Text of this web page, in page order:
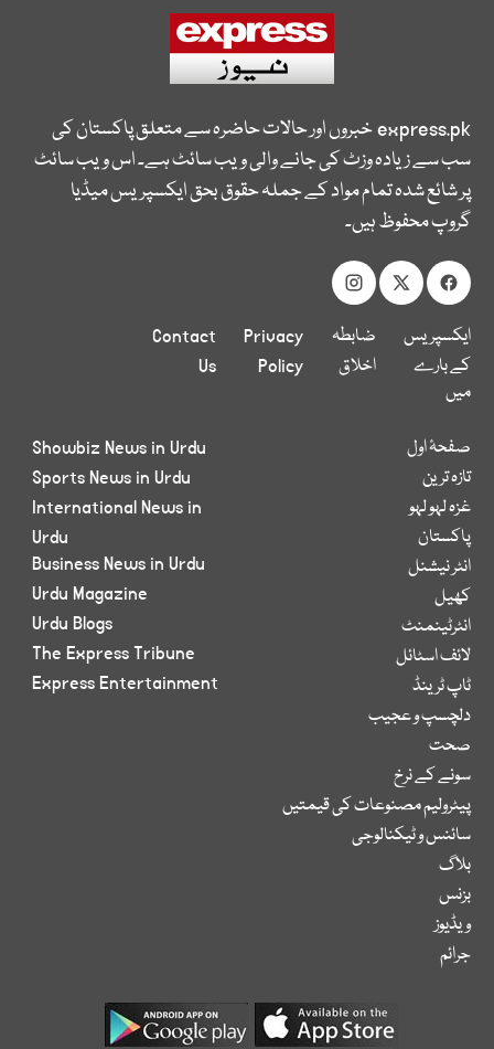
express.pkخبروں اور حالات حاضرہ سے متعلق پاکستان کی
سب سے زیادہ وزٹ کی جانے والی ویب سائٹ ہے۔ اس ویب سائٹ
پر شائع شدہ تمام مواد کے جملہ حقوق بحق ایکسپریس میڈیا
گروپ محفوظ ہیں۔
ایکسپریس
کے بارے
میں
ضابطہ
اخلاق
Privacy
Policy
Contact
Us
صفحۂ اول
تازہ ترین
غزہ لہو لہو
پاکستان
انٹر نیشنل
کھیل
انٹرٹینمنٹ
لائف اسٹائل
ٹاپ ٹرینڈ
دلچسپ و عجیب
صحت
سونے کے نرخ
پیٹرولیم مصنوعات کی قیمتیں
سائنس و ٹیکنالوجی
بلاگ
بزنس
ویڈیوز
جرائم
Showbiz News in Urdu
Sports News in Urdu
International News in
Urdu
Business News in Urdu
Urdu Magazine
Urdu Blogs
The Express Tribune
Express Entertainment